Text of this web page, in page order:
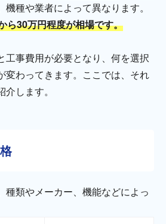
種や業者によって異なります。
ら30万円程度が相場です。
工事費用が必要となり、何を選択
変わってきます。ここでは、それ
します。
種類やメーカー、機能などによっ